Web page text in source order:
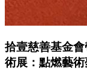
拾壹慈善基金
術展：點燃藝